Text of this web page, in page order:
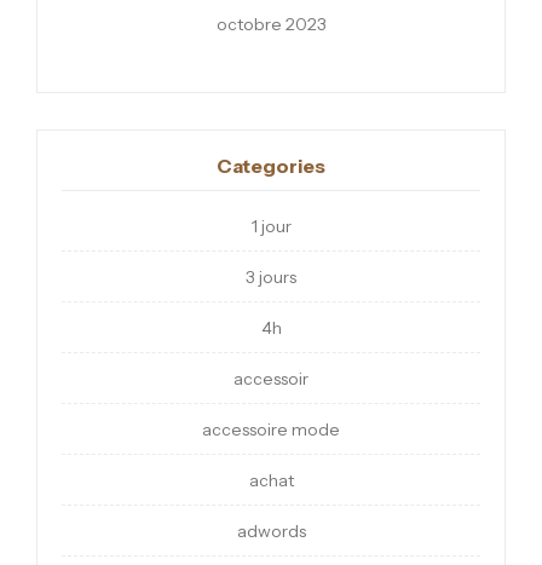
octobre 2023
Categories
1 jour
3 jours
4h
accessoir
accessoire mode
achat
adwords